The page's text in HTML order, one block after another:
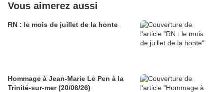
Vous aimerez aussi
RN : le mois de juillet de la honte
Hommage à Jean-Marie Le Pen à la
Trinité-sur-mer (20/06/26)